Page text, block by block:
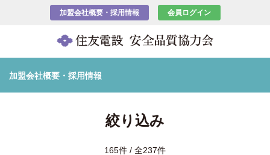
加盟会社概要・採用情報 会員ログイン
加盟会社概要・採用情報
絞り込み
165件 / 全237件